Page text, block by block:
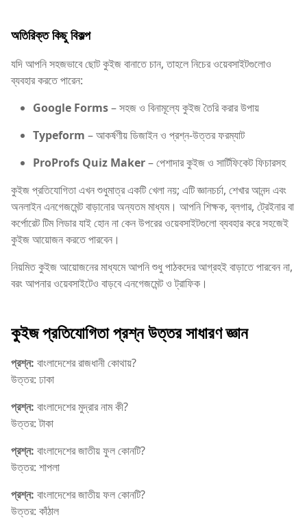
অতিরিক্ত কিছু বিকল্প
যদি আপনি সহজভাবে ছোট কুইজ বানাতে চান, তাহলে নিচের ওয়েবসাইটগুলোও
ব্যবহার করতে পারেন:
Google Forms– সহজ ও বিনামূল্যে কুইজ তৈরি করার উপায়
Typeform – আকর্ষণীয় ডিজাইন ও প্রশ্ন-উত্তর ফরম্যাট
ProProfs Quiz Maker– পেশাদার কুইজ ও সার্টিফিকেট ফিচারসহ
কুইজ প্রতিযোগিতা এখন শুধুমাত্র একটি খেলা নয়; এটি জ্ঞানচর্চা, শেখার আনন্দ এবং
অনলাইন এনগেজমেন্ট বাড়ানোর অন্যতম মাধ্যম। আপনি শিক্ষক, ব্লগার, ট্রেইনার বা
কর্পোরেট টিম লিডার যাই হোন না কেন উপরের ওয়েবসাইটগুলো ব্যবহার করে সহজেই
কুইজ আয়োজন করতে পারবেন।
নিয়মিত কুইজ আয়োজনের মাধ্যমে আপনি শুধু পাঠকদের আগ্রহই বাড়াতে পারবেন না,
বরং আপনার ওয়েবসাইটেও বাড়বে এনগেজমেন্ট ও ট্রাফিক।
কুইজ প্রতিযোগিতা প্রশ্ন উত্তর সাধারণ জ্ঞান
প্রশ্ন: বাংলাদেশের রাজধানী কোথায়?
উত্তর: ঢাকা
প্রশ্ন: বাংলাদেশের মুদ্রার নাম কী?
উত্তর: টাকা
প্রশ্ন: বাংলাদেশের জাতীয় ফুল কোনটি?
উত্তর: শাপলা
প্রশ্ন: বাংলাদেশের জাতীয় ফল কোনটি?
উত্তর: কাঁঠাল